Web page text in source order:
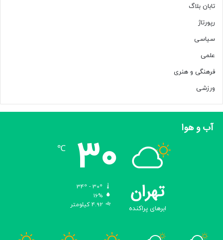
تابان بلاگ
رپورتاژ
سیاسی
علمی
فرهنگی و هنری
ورزشی
آب و هوا
تهران
ابرهای پراکنده
30
℃
16%
4.92 کیلومتر